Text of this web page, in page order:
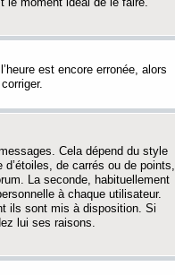
est encore erronée, alors
Cela dépend du style
de carrés ou de points,
La seconde, habituellement
à chaque utilisateur.
ils sont mis à disposition. Si
lui ses raisons.